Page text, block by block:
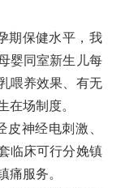
期保健水平，我
婴同室新生儿每
喂养效果、有无
在场制度。
神经电刺激、
临床可行分娩镇
痛服务。